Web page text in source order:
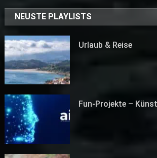
NEUSTE PLAYLISTS
Urlaub & Reise
Fun-Projekte –